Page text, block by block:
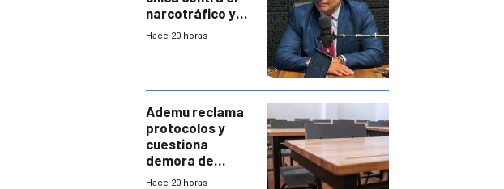
narcotráfico y
mayor
Hace 20 horas
Ademu reclama
protocolos y
cuestiona
demora de
Primaria ante
Hace 20 horas